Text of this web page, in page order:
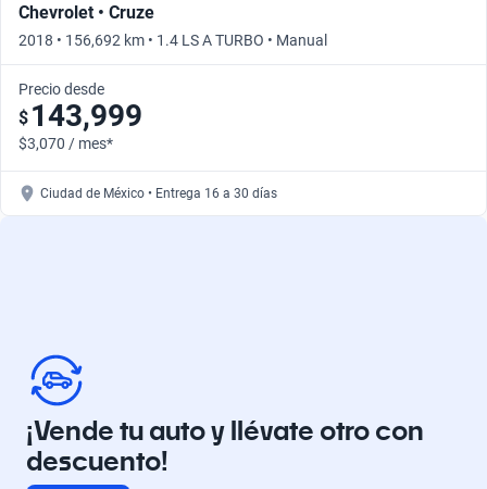
Chevrolet • Cruze
2018 • 156,692 km • 1.4 LS A TURBO • Manual
Precio desde
$ 143,999
$3,070 / mes*
Ciudad de México • Entrega 16 a 30 días
¡Vende tu auto y llévate otro con
descuento!